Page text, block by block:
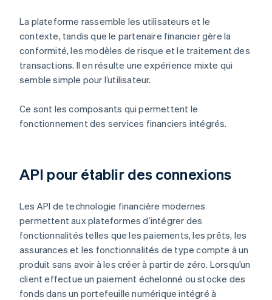
La plateforme rassemble les utilisateurs et le
contexte, tandis que le partenaire financier gère la
conformité, les modèles de risque et le traitement des
transactions. Il en résulte une expérience mixte qui
semble simple pour l’utilisateur.
Ce sont les composants qui permettent le
fonctionnement des services financiers intégrés.
API pour établir des connexions
Les API de technologie financière modernes
permettent aux plateformes d’intégrer des
fonctionnalités telles que les paiements, les prêts, les
assurances et les fonctionnalités de type compte à un
produit sans avoir à les créer à partir de zéro. Lorsqu’un
client effectue un paiement échelonné ou stocke des
fonds dans un portefeuille numérique intégré à